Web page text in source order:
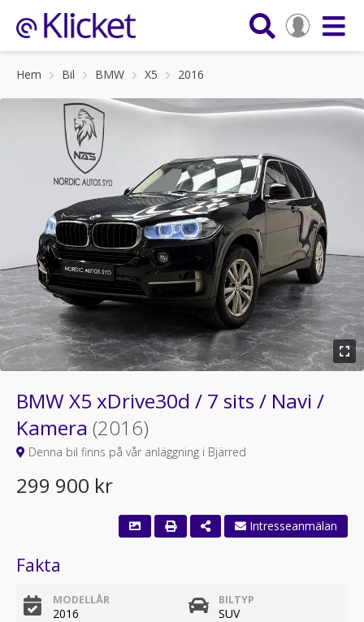
Hem Bil BMW X5 2016
BMW X5 xDrive30d / 7 sits / Navi /
Kamera (2016)
Denna bil finns på vår anläggning i Bjärred
299 900 kr
Intresseanmälan
Fakta
MODELLÅR
2016
BILTYP
SUV